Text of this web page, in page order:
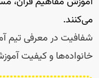
می‌کنند.
شفافیت در معرفی تیم
خانواده‌ها و کیفیت